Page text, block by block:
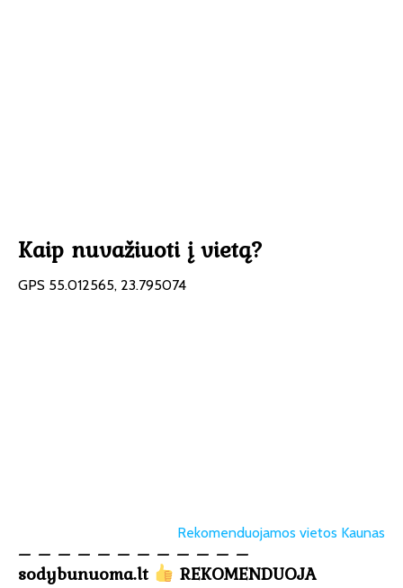
Kaip nuvažiuoti į vietą?
GPS 55.012565, 23.795074
Rekomenduojamos vietos Kaunas
– – – – – – – – – – – –
sodybunuoma.lt
REKOMENDUOJA